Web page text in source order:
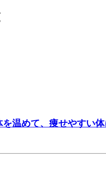
温めて、痩せやすい